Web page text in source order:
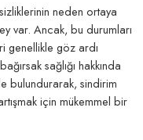
neden ortaya
var. Ancak, bu durumları
genellikle göz ardı
sağlığı hakkında
bulundurarak, sindirim
için mükemmel bir